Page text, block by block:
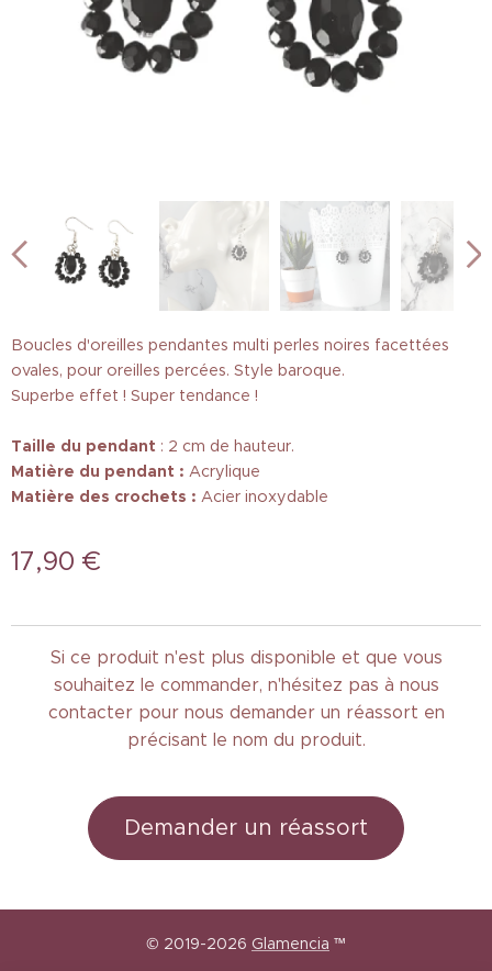
Boucles d'oreilles pendantes multi perles noires facettées
ovales, pour oreilles percées. Style baroque.
Superbe effet ! Super tendance !
Taille du pendant : 2 cm de hauteur.
Matière du pendant : Acrylique
Matière des crochets : Acier inoxydable
17,90 €
Si ce produit n'est plus disponible et que vous
souhaitez le commander, n'hésitez pas à nous
contacter pour nous demander un réassort en
précisant le nom du produit.
Demander un réassort
© 2019-2026 Glamencia ™